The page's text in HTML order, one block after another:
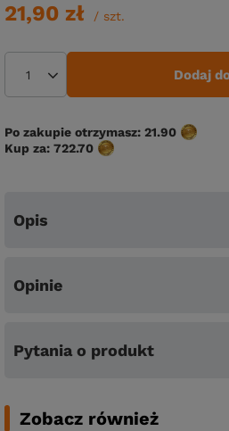
21,90 zł / szt.
Dodaj
Po zakupie otrzymasz: 21.90
Kup za: 722.70
Opis
Opinie
Pytania o produkt
Zobacz również